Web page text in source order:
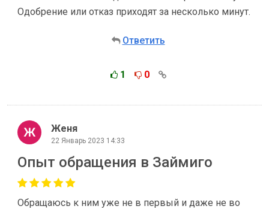
Одобрение или отказ приходят за несколько минут.
Ответить
1 0
Женя
22 Январь 2023 14:33
Опыт обращения в Займиго
Обращаюсь к ним уже не в первый и даже не во